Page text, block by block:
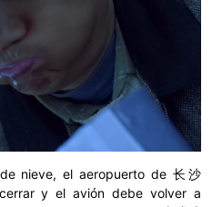
nieve, el aeropuerto de 长沙
y el avión debe volver a